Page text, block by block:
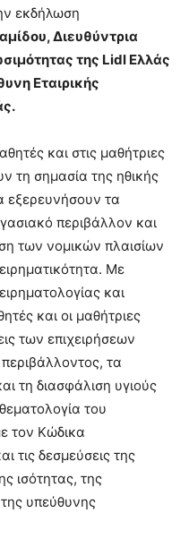
εκδήλωση
Διευθύντρια
της Lidl Ελλάς
Εταιρικής
και στις μαθήτριες
τη σημασία της ηθικής
εξερευνήσουν τα
περιβάλλον και
των νομικών πλαισίων
Με
και
και οι μαθήτριες
των επιχειρήσεων
τα
τη διασφάλιση υγιούς
του
τον Κώδικα
τις δεσμεύσεις της
ισότητας, της
υπεύθυνης